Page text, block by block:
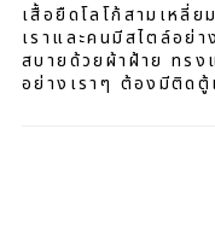
เสื้อยืดโลโก้สามเหลี่
เราและคนมีสไตล์อย่
สบายด้วยผ้าฝ้าย ทร
อย่างเราๆ ต้องมีติดตู้